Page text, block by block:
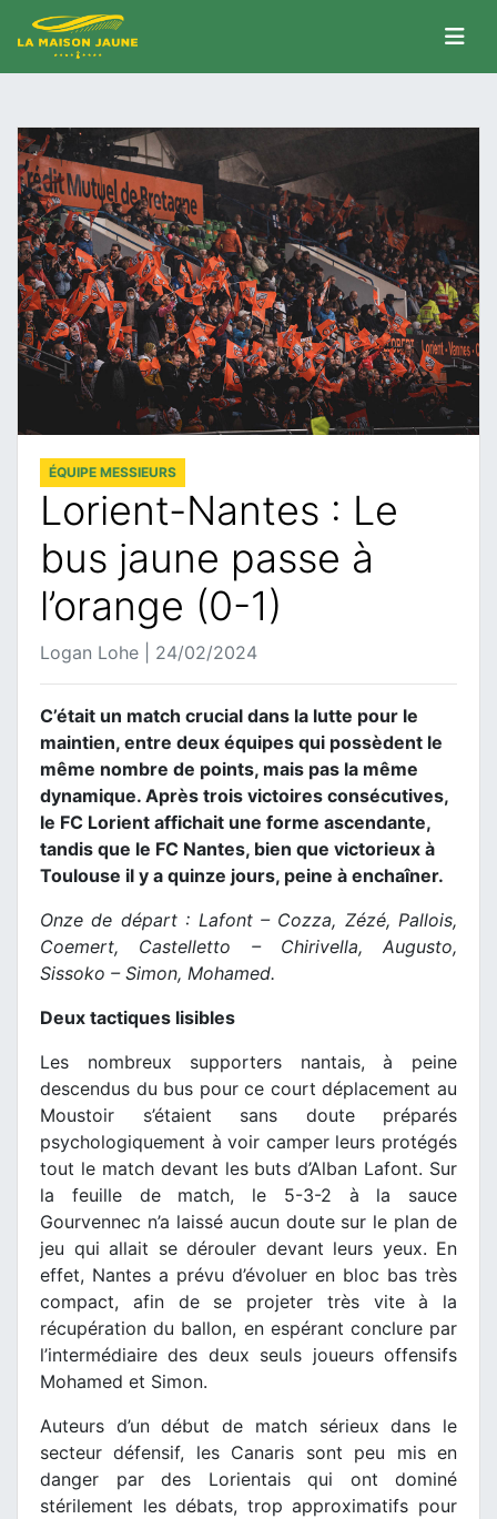
ÉQUIPE MESSIEURS
Lorient-Nantes : Le
bus jaune passe à
l’orange (0-1)
Logan Lohe | 24/02/2024
C’était un match crucial dans la lutte pour le
maintien, entre deux équipes qui possèdent le
même nombre de points, mais pas la même
dynamique. Après trois victoires consécutives,
le FC Lorient affichait une forme ascendante,
tandis que le FC Nantes, bien que victorieux à
Toulouse il y a quinze jours, peine à enchaîner.
Onze de départ : Lafont – Cozza, Zézé, Pallois,
Coemert, Castelletto – Chirivella, Augusto,
Sissoko – Simon, Mohamed.
Deux tactiques lisibles
Les nombreux supporters nantais, à peine
descendus du bus pour ce court déplacement au
Moustoir s’étaient sans doute préparés
psychologiquement à voir camper leurs protégés
tout le match devant les buts d’Alban Lafont. Sur
la feuille de match, le 5-3-2 à la sauce
Gourvennec n’a laissé aucun doute sur le plan de
jeu qui allait se dérouler devant leurs yeux. En
effet, Nantes a prévu d’évoluer en bloc bas très
compact, afin de se projeter très vite à la
récupération du ballon, en espérant conclure par
l’intermédiaire des deux seuls joueurs offensifs
Mohamed et Simon.
Auteurs d’un début de match sérieux dans le
secteur défensif, les Canaris sont peu mis en
danger par des Lorientais qui ont dominé
stérilement les débats, trop approximatifs pour